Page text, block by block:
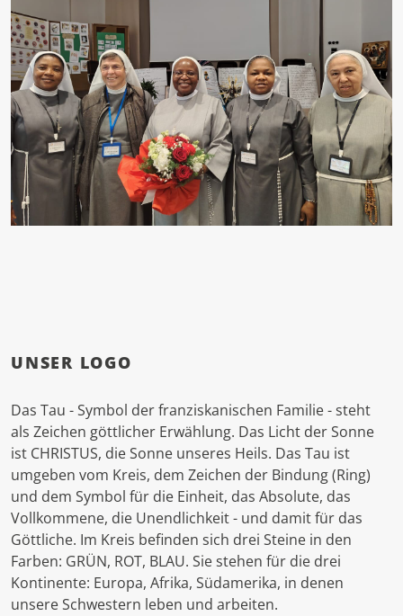
UNSER LOGO
Das Tau - Symbol der franziskanischen Familie - steht
als Zeichen göttlicher Erwählung. Das Licht der Sonne
ist CHRISTUS, die Sonne unseres Heils. Das Tau ist
umgeben vom Kreis, dem Zeichen der Bindung (Ring)
und dem Symbol für die Einheit, das Absolute, das
Vollkommene, die Unendlichkeit - und damit für das
Göttliche. Im Kreis befinden sich drei Steine in den
Farben: GRÜN, ROT, BLAU. Sie stehen für die drei
Kontinente: Europa, Afrika, Südamerika, in denen
unsere Schwestern leben und arbeiten.